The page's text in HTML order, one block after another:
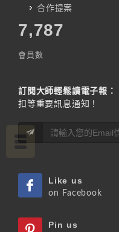
合作提案
7,787
會員數
訂閱大師輕鬆讀電子報：
扣等重要訊息通知！
Like us
on Facebook
Pin us